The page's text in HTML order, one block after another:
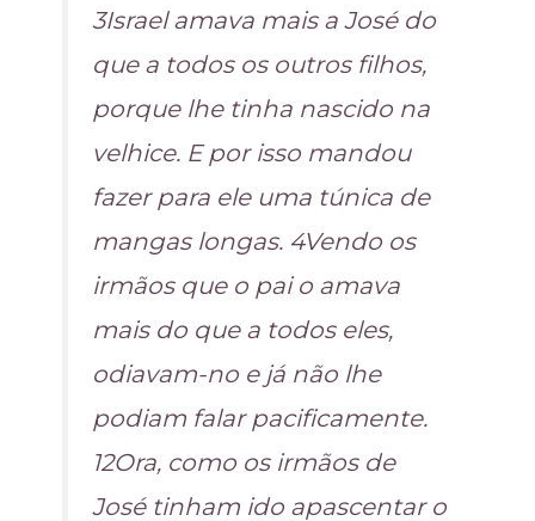
3Israel amava mais a José do
que a todos os outros filhos,
porque lhe tinha nascido na
velhice. E por isso mandou
fazer para ele uma túnica de
mangas longas. 4Vendo os
irmãos que o pai o amava
mais do que a todos eles,
odiavam-no e já não lhe
podiam falar pacificamente.
12Ora, como os irmãos de
José tinham ido apascentar o